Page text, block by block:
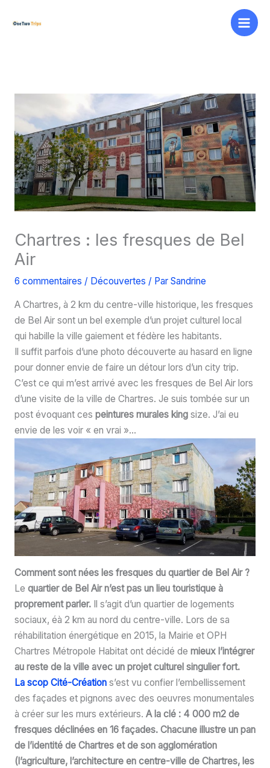
Chartres : les fresques de Bel
Air
6 commentaires / Découvertes / Par Sandrine
A Chartres, à 2 km du centre-ville historique, les fresques
de Bel Air sont un bel exemple d’un projet culturel local
qui habille la ville gaiement et fédère les habitants.
Il suffit parfois d’une photo découverte au hasard en ligne
pour donner envie de faire un détour lors d’un city trip.
C’est ce qui m’est arrivé avec les fresques de Bel Air lors
d’une visite de la ville de Chartres. Je suis tombée sur un
post évoquant ces peintures murales king size. J’ai eu
envie de les voir « en vrai »…
Comment sont nées les fresques du quartier de Bel Air ?
Le quartier de Bel Air n’est pas un lieu touristique à
proprement parler.Il s’agit d’un quartier de logements
sociaux, éà 2 km au nord du centre-ville. Lors de sa
réhabilitation énergétique en 2015, la Mairie et OPH
Chartres Métropole Habitat ont décidé de mieux l’intégrer
au reste de la ville avec un projet culturel singulier fort.
La scop Cité-Créations’est vu confier l’embellissement
des façades et pignons avec des oeuvres monumentales
à créer sur les murs extérieurs. A la clé : 4 000 m2 de
fresques déclinées en 16 façades. Chacune illustre un pan
de l’identité de Chartres et de son agglomération
(l’agriculture, l’architecture en centre-ville de Chartres, les